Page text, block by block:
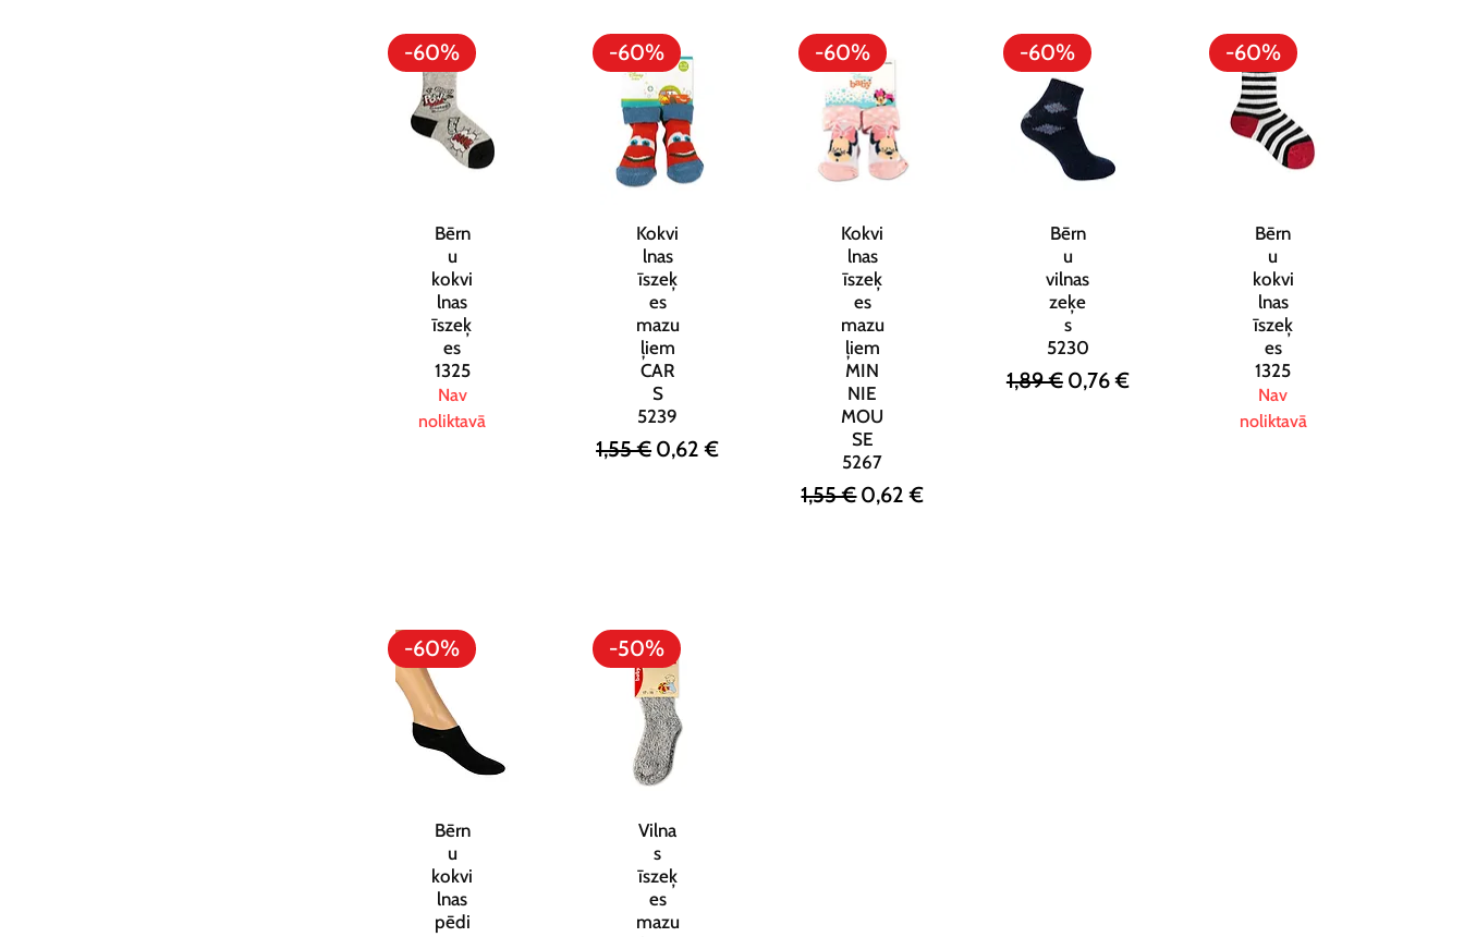
-60%
Bērn
u
kokvi
lnas
īszeķ
es
1325
Nav
noliktavā
-60%
Kokvi
lnas
īszeķ
es
mazu
ļiem
CAR
S
5239
Parastā cena
1,55 € Izpārdošanas cena
0,62 €
-60%
Kokvi
lnas
īszeķ
es
mazu
ļiem
MIN
NIE
MOU
SE
5267
Parastā cena
1,55 €Izpārdošanas cena
0,62 €
-60%
Bērn
u
vilnas
zeķe
s
5230
Parastā cena
1,89 € Izpārdošanas cena
0,76 €
-60%
Bērn
u
kokvi
lnas
īszeķ
es
1325
Nav
noliktavā
-60%
Bērn
u
kokvi
lnas
pēdi
-50%
Vilna
s
īszeķ
es
mazu